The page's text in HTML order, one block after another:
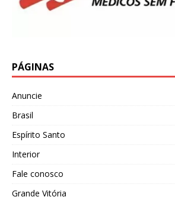
PÁGINAS
Anuncie
Brasil
Espírito Santo
Interior
Fale conosco
Grande Vitória